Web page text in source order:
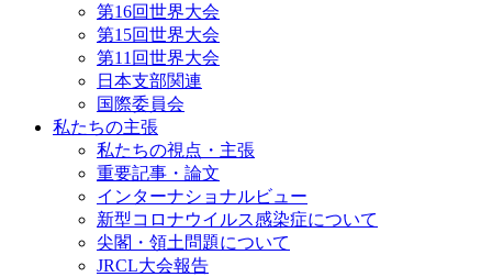
第16回世界大会
第15回世界大会
第11回世界大会
日本支部関連
国際委員会
私たちの主張
私たちの視点・主張
重要記事・論文
インターナショナルビュー
新型コロナウイルス感染症について
尖閣・領土問題について
JRCL大会報告